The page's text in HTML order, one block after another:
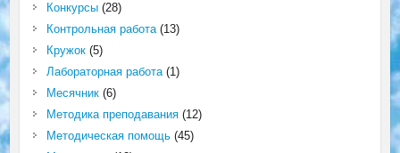
Конкурсы(28)
Контрольная работа(13)
Кружок(5)
Лабораторная работа(1)
Месячник(6)
Методика преподавания(12)
Методическая помощь(45)